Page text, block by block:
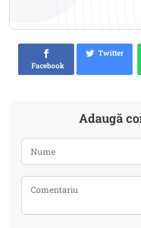
Facebook
Twitter
Adaugă